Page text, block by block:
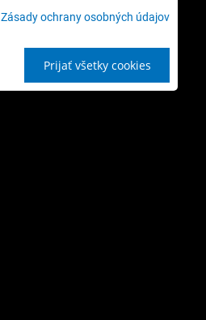
Zásady ochrany osobných údajov
Prijať všetky cookies